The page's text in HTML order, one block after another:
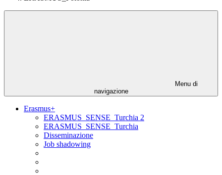
Menu di
navigazione
Erasmus+
ERASMUS_SENSE_Turchia 2
ERASMUS_SENSE_Turchia
Disseminazione
Job shadowing